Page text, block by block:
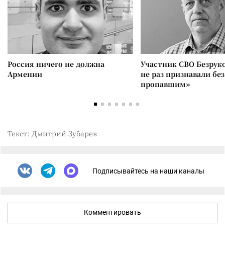
Россия ничего не должна
Армении
Участник СВО
не раз признавали
пропавшим»
Текст: Дмитрий Зубарев
Подписывайтесь на наши каналы
Комментировать